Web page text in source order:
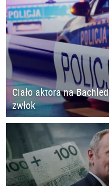
Ciało aktora na
zwłok